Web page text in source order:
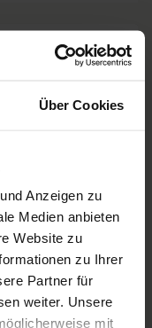
Über Cookies
Anzeigen zu
Medien anbieten
Website zu
zu Ihrer
Partner für
weiter. Unsere
mit
02:18
Mudra)